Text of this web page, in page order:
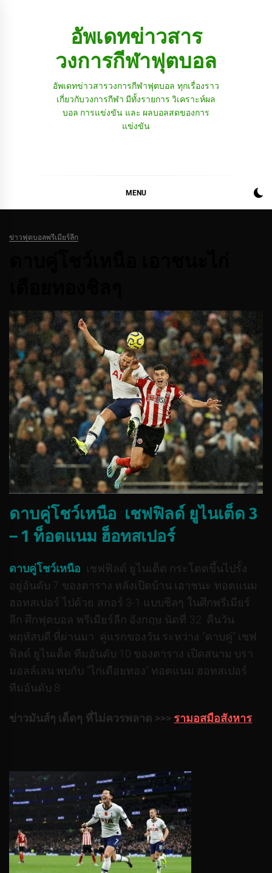
อัพเดทข่าวสาร
วงการกีฬาฟุตบอล
อัพเดทข่าวสารวงการกีฬาฟุตบอล ทุกเรื่องราว
เกี่ยวกับวงการกีฬา มีทั้งรายการ วิเคราะห์ผล
บอล การแข่งขัน และ ผลบอลสดของการ
แข่งขัน
MENU
ข่าวฟุตบอลพรีเมียร์ลีก
ดาบคู่โชว์เหนือ เชฟฟิลด์ ยูไนเต็ด 3
– 1 ท็อตแนม ฮ็อทสเปอร์
ดาบคู่โชว์เหนือ เชฟฟิลด์ ยูไนเต็ด กระโดดขึ้นไปรั้ง
อยู่อันดับ 7 ของตาราง หลังเปิดบ้าน เอาชนะ ทอตแนม
ฮอทสเปอร์ ไปด้วย สกอร์ 3-1 แบบชิลๆ ในศึกพรีเมียร์
ลีก ศึกฟุตบอล พรีเมียร์ลีก อังกฤษ นัดที่ 32 คืนวัน
พฤหัสบดี ที่ผ่านมา คู่แรกของวัน ระหว่าง “ดาบคู่” เชฟ
ฟิลด์ ยูไนเต็ด ทีมอันดับ 10 ของตาราง เปิดสนาม บรา
มอลล์เลน พบกับ “ไก่เดือยทอง” ทอตแนม ฮอทสเปอร์
ทีมอันดับ 8
ข่าวมันส์ๆ เด็ดๆ ที่ไม่ควรพลาด >>> รามอสมือสังหาร